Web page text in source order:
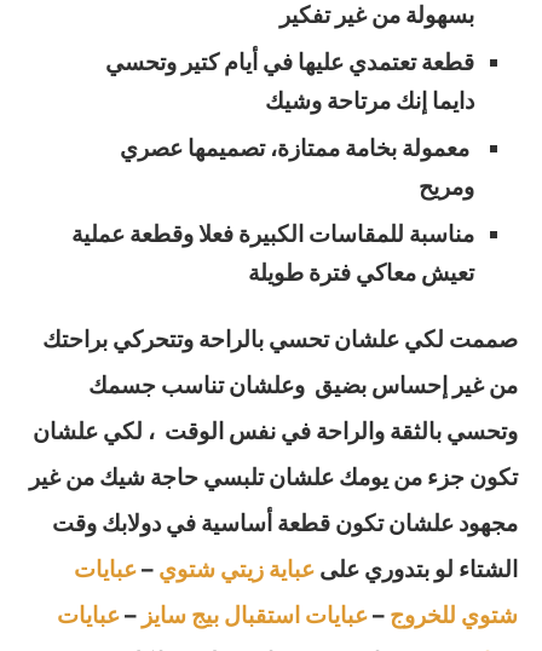
بسهولة من غير تفكير
قطعة تعتمدي عليها في أيام كتير وتحسي
دايما إنك مرتاحة وشيك
معمولة بخامة ممتازة، تصميمها عصري
ومريح
مناسبة للمقاسات الكبيرة فعلا وقطعة عملية
تعيش معاكي فترة طويلة
صممت لكي علشان تحسي بالراحة وتتحركي براحتك
من غير إحساس بضيق وعلشان تناسب جسمك
وتحسي بالثقة والراحة في نفس الوقت ، لكي علشان
تكون جزء من يومك علشان تلبسي حاجة شيك من غير
مجهود علشان تكون قطعة أساسية في دولابك وقت
الشتاء لو بتدوري على عباية زيتي شتوي –عبايات
شتوي للخروج –عبايات استقبال بيج سايز –عبايات